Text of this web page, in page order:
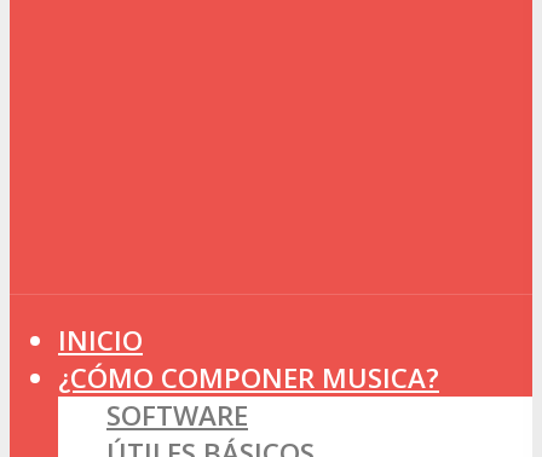
INICIO
¿CÓMO COMPONER MUSICA?
SOFTWARE